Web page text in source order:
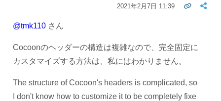
2021年2月7日 11:39
@tmk110 さん
Cocoonのヘッダーの構造は複雑なので、完全固定に
カスタマイズする方法は、私にはわかりません。
The structure of Cocoon's headers is complicated, so
I don't know how to customize it to be completely fixe